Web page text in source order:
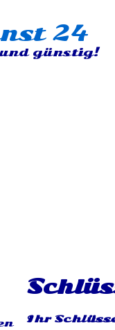
24
günstig!
Ihr